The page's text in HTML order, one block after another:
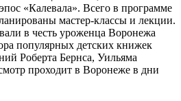
«Калевала». Всего в программе
мастер-классы и лекции.
в честь уроженца Воронежа
популярных детских книжек
Роберта Бернса, Уильяма
проходит в Воронеже в дни